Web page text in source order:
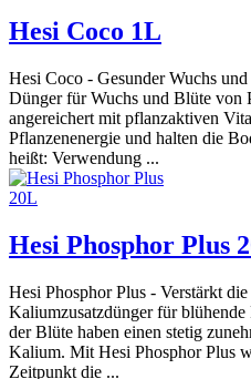
Hesi Coco 1L
Hesi Coco - Gesunder Wuchs
Dünger für Wuchs und Blüte von
angereichert mit pflanzaktiven
Pflanzenenergie und halten die
heißt: Verwendung ...
Hesi Phosphor Plus
Hesi Phosphor Plus - Verstärkt
Kaliumzusatzdünger für
der Blüte haben einen stetig
Kalium. Mit Hesi Phosphor Plus
Zeitpunkt die ...